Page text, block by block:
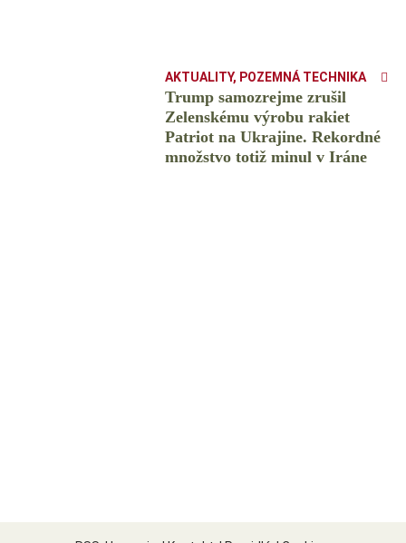
AKTUALITY, POZEMNÁ TECHNIKA
Trump samozrejme zrušil
Zelenskému výrobu rakiet
Patriot na Ukrajine. Rekordné
množstvo totiž minul v Iráne